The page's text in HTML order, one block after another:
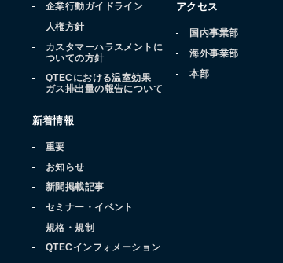
企業行動ガイドライン
人権方針
カスタマーハラスメントに
ついての方針
QTECにおける温室効果
ガス排出量の報告について
新着情報
重要
お知らせ
新聞掲載記事
セミナー・イベント
規格・規制
QTECインフォメーション
アクセス
国内事業部
海外事業部
本部